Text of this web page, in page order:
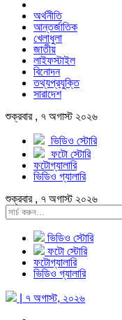
অর্থনীতি
আন্তর্জাতিক
খেলাধুলা
জাতীয়
লাইফস্টাইল
বিনোদন
তথ্যপ্রযুক্তি
সারাদেশ
শুক্রবার , ৭ অগাস্ট ২০২৬
ভিডিও স্টোরি
ফটো স্টোরি
ফটোগ্যালারি
ভিডিও গ্যালারি
শুক্রবার , ৭ অগাস্ট ২০২৬
ভিডিও স্টোরি
ফটো স্টোরি
ফটোগ্যালারি
ভিডিও গ্যালারি
| ৭ অগাস্ট, ২০২৬